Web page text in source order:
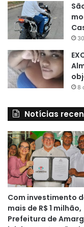
8
Notícias
Com investimento
mais de R$ 1 milhão,
Prefeitura de